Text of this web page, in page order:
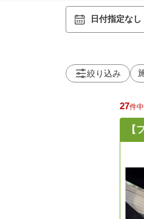
日付指定なし
絞り込み
27件中
【